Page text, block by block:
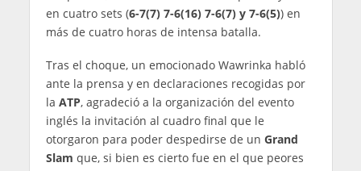
en cuatro sets (6-7(7) 7-6(16) 7-6(7) y 7-6(5)) en
más de cuatro horas de intensa batalla.
Tras el choque, un emocionado Wawrinka habló
ante la prensa y en declaraciones recogidas por
la ATP, agradeció a la organización del evento
inglés la invitación al cuadro final que le
otorgaron para poder despedirse de un Grand
Slam que, si bien es cierto fue en el que peores